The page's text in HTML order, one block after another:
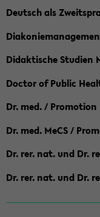
Deutsch als
Didaktische Studien
Doctor of Public
Dr. med. / Promotion
Dr. med. MeCS /
Dr. rer. nat. und Dr.
Dr. rer. nat. und Dr.